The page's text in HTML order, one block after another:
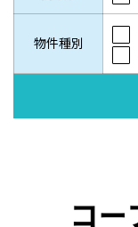
物件種別